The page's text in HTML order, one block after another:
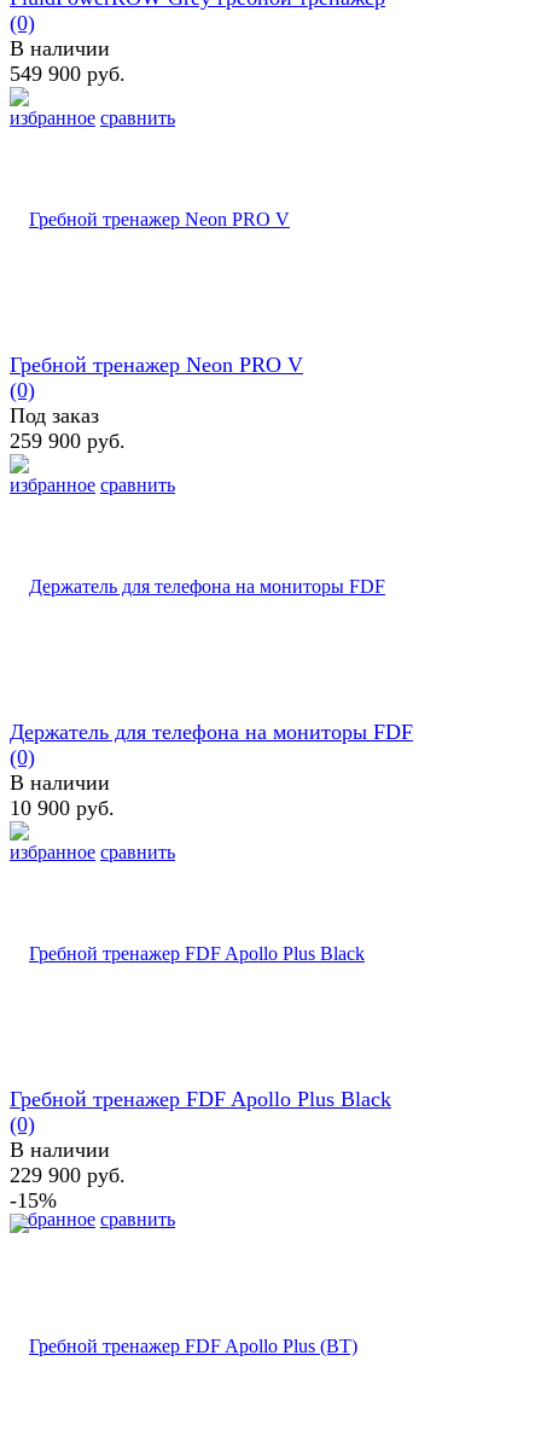
избранное сравнить
(0)
В наличии
549 900 руб.
избранное сравнить
Гребной тренажер Neon PRO V
(0)
Под заказ
259 900 руб.
избранное сравнить
Держатель для телефона на мониторы FDF
(0)
В наличии
10 900 руб.
избранное сравнить
Гребной тренажер FDF Apollo Plus Black
(0)
В наличии
229 900 руб.
-15%